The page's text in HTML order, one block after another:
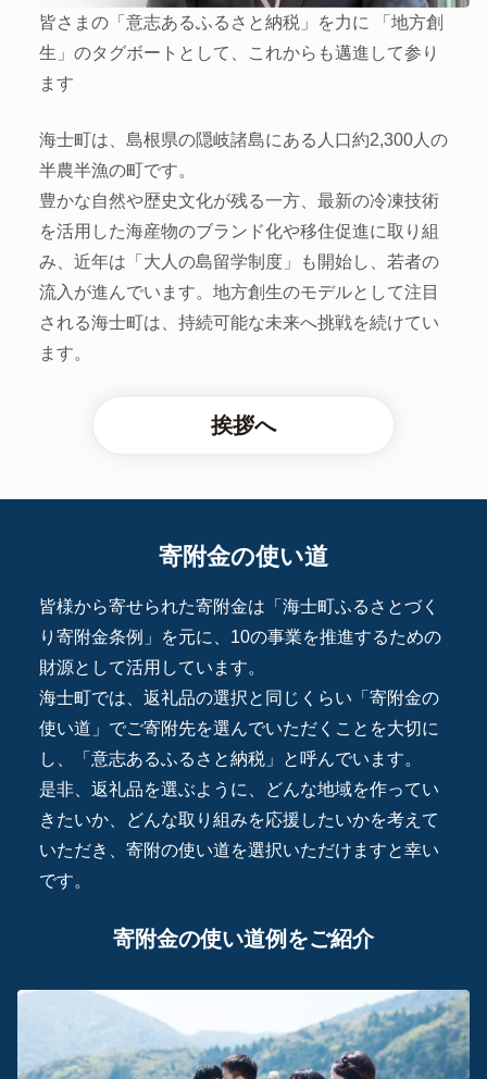
皆さまの「意志あるふるさと納税」を力に
「地方創
生」のタグボートとして、これからも邁進して参り
ます
海士町は、島根県の隠岐諸島にある人口約2,300人の
半農半漁の町です。
豊かな自然や歴史文化が残る一方、最新の冷凍技術
を活用した海産物のブランド化や移住促進に取り組
み、近年は「大人の島留学制度」も開始し、若者の
流入が進んでいます。地方創生のモデルとして注目
される海士町は、持続可能な未来へ挑戦を続けてい
ます。
挨拶へ
寄附金の使い道
皆様から寄せられた寄附金は「海士町ふるさとづく
り寄附金条例」を元に、10の事業を推進するための
財源として活用しています。
海士町では、返礼品の選択と同じくらい「寄附金の
使い道」でご寄附先を選んでいただくことを大切に
し、「意志あるふるさと納税」と呼んでいます。
是非、返礼品を選ぶように、どんな地域を作ってい
きたいか、どんな取り組みを応援したいかを考えて
いただき、寄附の使い道を選択いただけますと幸い
です。
寄附金の使い道例をご紹介